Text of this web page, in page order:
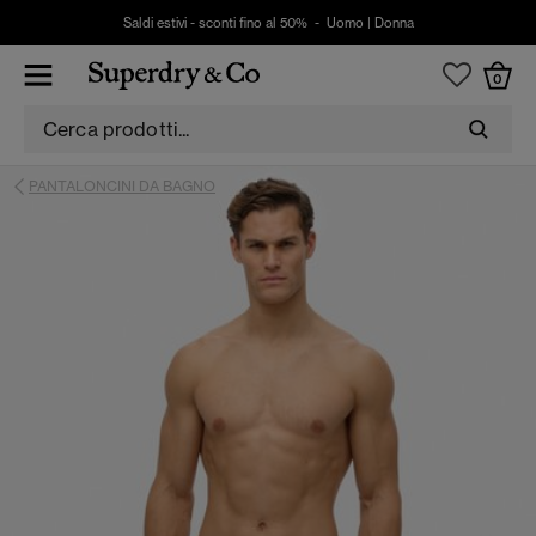
Saldi estivi - sconti fino al 50% - Uomo Donna
0
PANTALONCINI DA BAGNO